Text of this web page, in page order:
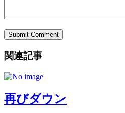
関連記事
再びダウン